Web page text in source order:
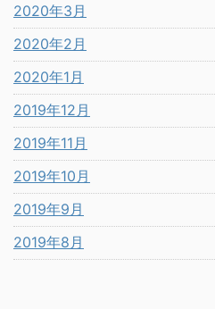
2020年3月
2020年2月
2020年1月
2019年12月
2019年11月
2019年10月
2019年9月
2019年8月